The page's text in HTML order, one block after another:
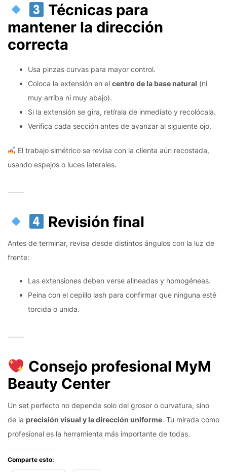
Técnicas para
mantener la dirección
correcta
Usa pinzas curvas para mayor control.
Coloca la extensión en el centro de la base natural (ni
muy arriba ni muy abajo).
Si la extensión se gira, retírala de inmediato y recolócala.
Verifica cada sección antes de avanzar al siguiente ojo.
El trabajo simétrico se revisa con la clienta aún recostada,
usando espejos o luces laterales.
Revisión final
Antes de terminar, revisa desde distintos ángulos con la luz de
frente:
Las extensiones deben verse alineadas y homogéneas.
Peina con el cepillo lash para confirmar que ninguna esté
torcida o unida.
Consejo profesional MyM
Beauty Center
Un set perfecto no depende solo del grosor o curvatura, sino
de la precisión visual y la dirección uniforme. Tu mirada como
profesional es la herramienta más importante de todas.
Comparte esto: